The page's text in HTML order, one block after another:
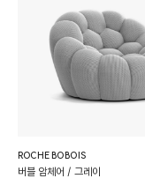
ROCHE BOBOIS
버블 암체어 / 그레이